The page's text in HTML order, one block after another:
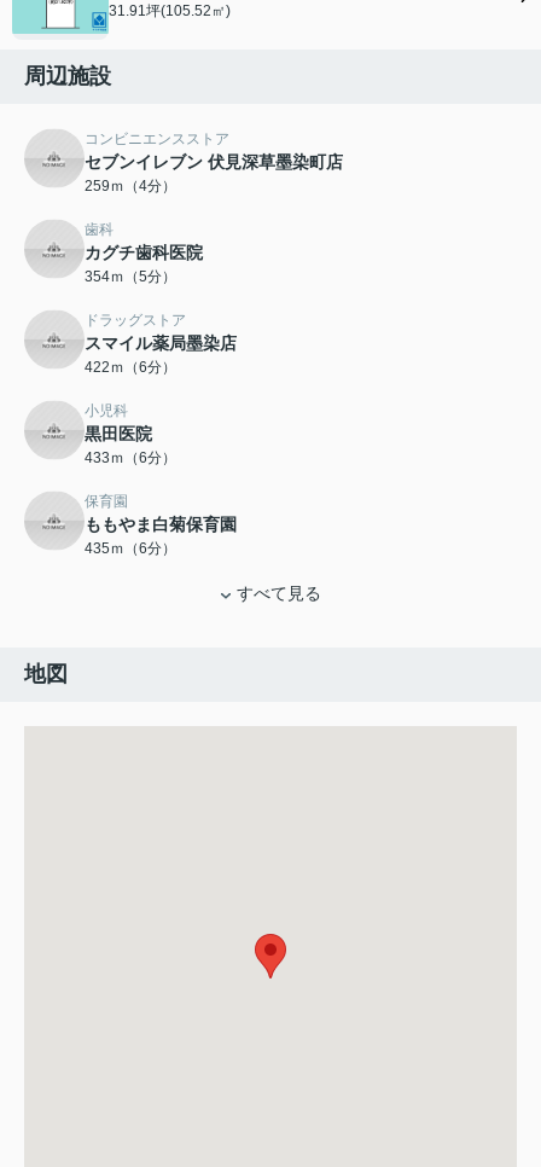
31.91坪(105.52㎡)
周辺施設
コンビニエンスストア
セブンイレブン 伏見深草墨染町店
259ｍ（4分）
歯科
カグチ歯科医院
354ｍ（5分）
ドラッグストア
スマイル薬局墨染店
422ｍ（6分）
小児科
黒田医院
433ｍ（6分）
保育園
ももやま白菊保育園
435ｍ（6分）
すべて見る
地図